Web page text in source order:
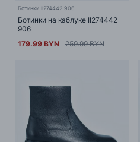
Ботинки II274442 906
Ботинки на каблуке II274442
906
179.99 BYN
259.99 BYN